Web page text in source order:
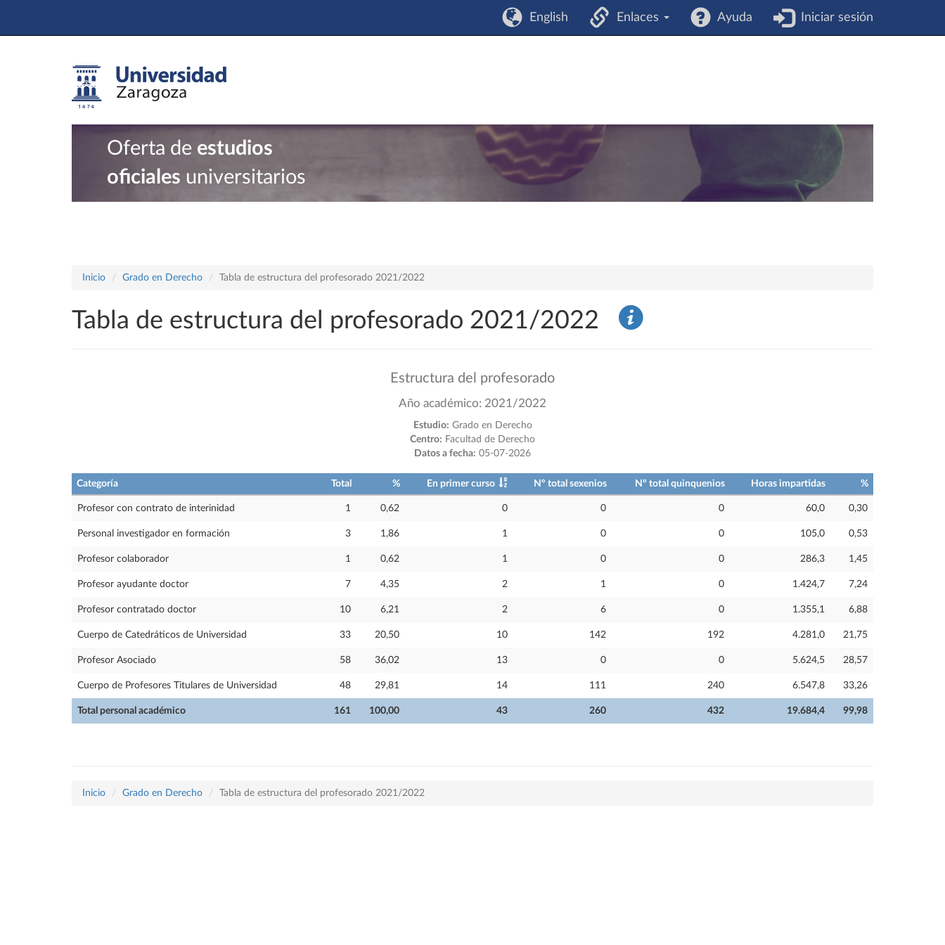
English Enlaces Ayuda Iniciar sesión
Oferta de estudios
oficiales universitarios
Inicio Grado en Derecho Tabla de estructura del profesorado 2021/2022
Tabla de estructura del profesorado 2021/2022
Estructura del profesorado
Año académico: 2021/2022
Estudio: Grado en Derecho
Centro: Facultad de Derecho
Datos a fecha: 05-07-2026
Categoría Total % En primer curso Nº total sexenios Nº total quinquenios Horas impartidas %
Total personal académico 161 100,00 43 260 432 19.684,4 99,98
Profesor con contrato de interinidad 1 0,62 0 0 0 60,0 0,30
Personal investigador en formación 3 1,86 1 0 0 105,0 0,53
Profesor colaborador 1 0,62 1 0 0 286,3 1,45
Profesor ayudante doctor 7 4,35 2 1 0 1.424,7 7,24
Profesor contratado doctor 10 6,21 2 6 0 1.355,1 6,88
Cuerpo de Catedráticos de Universidad 33 20,50 10 142 192 4.281,0 21,75
Profesor Asociado 58 36,02 13 0 0 5.624,5 28,57
Cuerpo de Profesores Titulares de Universidad 48 29,81 14 111 240 6.547,8 33,26
Inicio Grado en Derecho Tabla de estructura del profesorado 2021/2022